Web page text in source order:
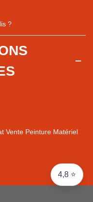
4,8 ⭐
magasin
Point relais, Retrait magasin
?
Vente Peinture Matériel